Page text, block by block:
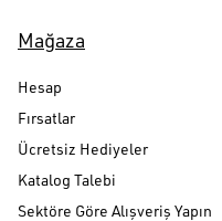
Mağaza
Hesap
Fırsatlar
Ücretsiz Hediyeler
Katalog Talebi
Sektöre Göre Alışveriş Yapın